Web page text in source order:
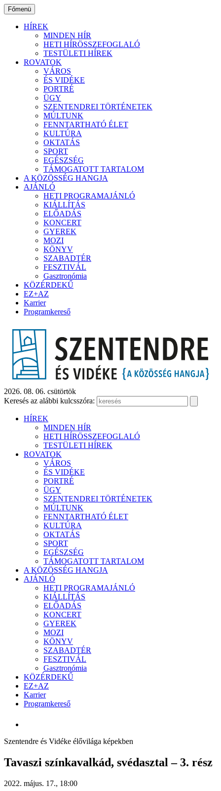
Ugrás
a
tartalomhoz
Főmenü
HÍREK
MINDEN HÍR
HETI HÍRÖSSZEFOGLALÓ
TESTÜLETI HÍREK
ROVATOK
VÁROS
ÉS VIDÉKE
PORTRÉ
ÜGY
SZENTENDREI TÖRTÉNETEK
MÚLTUNK
FENNTARTHATÓ ÉLET
KULTÚRA
OKTATÁS
SPORT
EGÉSZSÉG
TÁMOGATOTT TARTALOM
A KÖZÖSSÉG HANGJA
AJÁNLÓ
HETI PROGRAMAJÁNLÓ
KIÁLLÍTÁS
ELŐADÁS
KONCERT
GYEREK
MOZI
KÖNYV
SZABADTÉR
FESZTIVÁL
Gasztronómia
KÖZÉRDEKŰ
EZ+AZ
Karrier
Programkereső
2026. 08. 06. csütörtök
Keresés az alábbi kulcsszóra:
HÍREK
MINDEN HÍR
HETI HÍRÖSSZEFOGLALÓ
TESTÜLETI HÍREK
ROVATOK
VÁROS
ÉS VIDÉKE
PORTRÉ
ÜGY
SZENTENDREI TÖRTÉNETEK
MÚLTUNK
FENNTARTHATÓ ÉLET
KULTÚRA
OKTATÁS
SPORT
EGÉSZSÉG
TÁMOGATOTT TARTALOM
A KÖZÖSSÉG HANGJA
AJÁNLÓ
HETI PROGRAMAJÁNLÓ
KIÁLLÍTÁS
ELŐADÁS
KONCERT
GYEREK
MOZI
KÖNYV
SZABADTÉR
FESZTIVÁL
Gasztronómia
KÖZÉRDEKŰ
EZ+AZ
Karrier
Programkereső
Szentendre és Vidéke élővilága képekben
Tavaszi színkavalkád, svédasztal – 3. rész
2022. május. 17., 18:00